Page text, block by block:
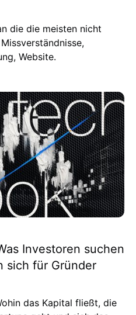
die die meisten nicht
Website.
Investoren suchen
sich für Gründer
das Kapital fließt, die